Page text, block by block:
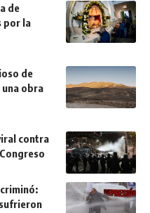
de
por la
de
obra
contra